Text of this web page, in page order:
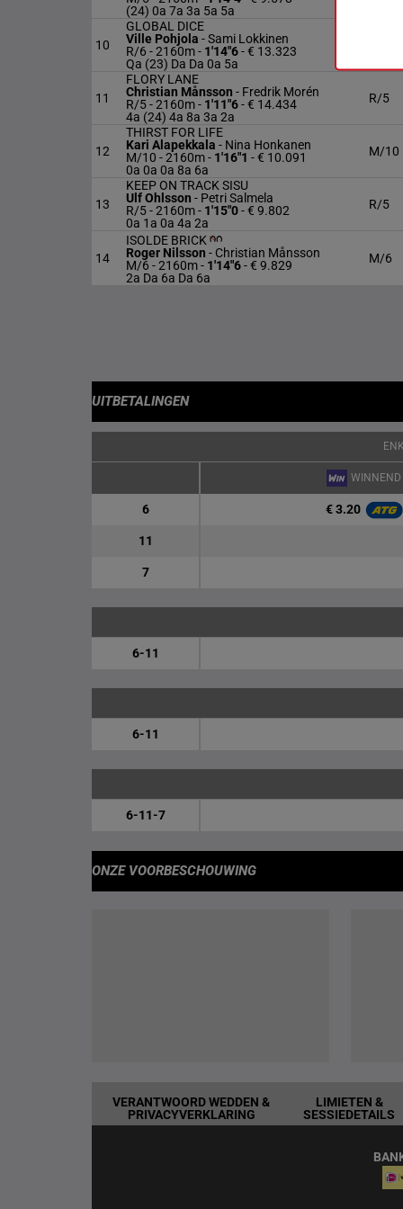
(24) 0a 7a 3a 5a 5a
10
GLOBAL DICE
Ville Pohjola -Sami Lokkinen
R/6 - 2160m- 1'14"6- € 13.323
Qa (23) Da Da 0a 5a
11
FLORY LANE
Christian Månsson - Fredrik Morén
R/5 - 2160m- 1'11"6- € 14.434
4a (24) 4a 8a 3a 2a
R/5
12
THIRST FOR LIFE
Kari Alapekkala - Nina Honkanen
M/10 - 2160m- 1'16"1 - € 10.091
0a 0a 0a 8a 6a
M/10
13
KEEP ON TRACK SISU
Ulf Ohlsson - Petri Salmela
R/5 - 2160m- 1'15"0- € 9.802
0a 1a 0a 4a 2a
R/5
14
ISOLDE BRICK
Roger Nilsson - Christian Månsson
M/6 - 2160m- 1'14"6- € 9.829
2a Da 6a Da 6a
M/6
UITBETALINGEN
WINNEND
6 € 3.20
11
7
6-11
6-11
6-11-7
ONZE VOORBESCHOUWING
VERANTWOORD WEDDEN &
PRIVACYVERKLARING
LIMIETEN &
SESSIEDETAILS